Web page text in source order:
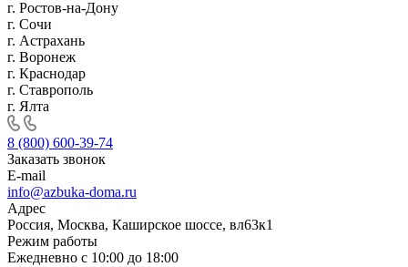
г. Ростов-на-Дону
г. Сочи
г. Астрахань
г. Воронеж
г. Краснодар
г. Ставрополь
г. Ялта
8 (800) 600-39-74
Заказать звонок
E-mail
info@azbuka-doma.ru
Адрес
Россия, Москва, Каширское шоссе, вл63к1
Режим работы
Ежедневно с 10:00 до 18:00